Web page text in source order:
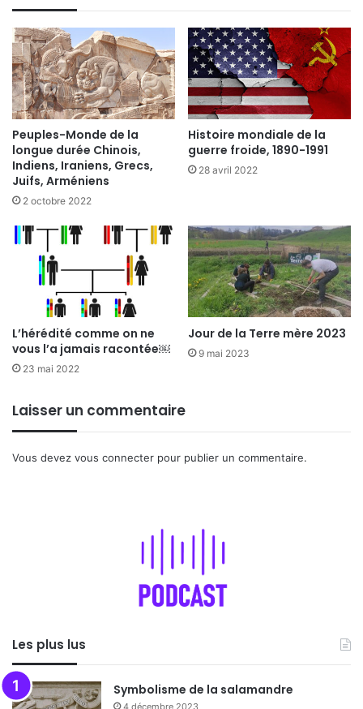
Peuples-Monde de la
longue durée Chinois,
Indiens, Iraniens, Grecs,
Juifs, Arméniens
2 octobre 2022
Histoire mondiale de la
guerre froide, 1890-1991
28 avril 2022
L’hérédité comme on ne
vous l’a jamais racontée￼
23 mai 2022
Jour de la Terre mère 2023
9 mai 2023
Laisser un commentaire
Vous devez vous connecter pour publier un commentaire.
Les plus lus
Symbolisme de la salamandre
4 décembre 2023